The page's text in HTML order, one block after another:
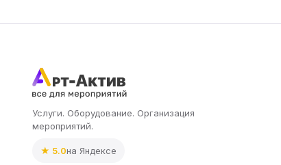
Услуги. Оборудование. Организация
мероприятий.
★ 5.0на Яндексе